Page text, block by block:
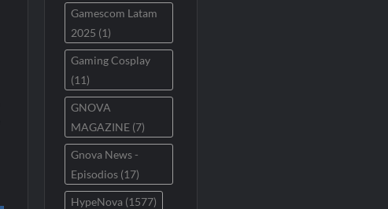
Gamescom Latam
2025 (1)
Gaming Cosplay
(11)
GNOVA
MAGAZINE (7)
Gnova News -
Episodios (17)
HypeNova (1577)